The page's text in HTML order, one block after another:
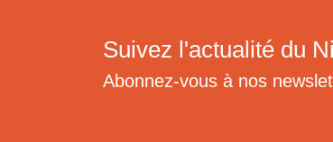
Suivez l'actualité du
Abonnez-vous à nos